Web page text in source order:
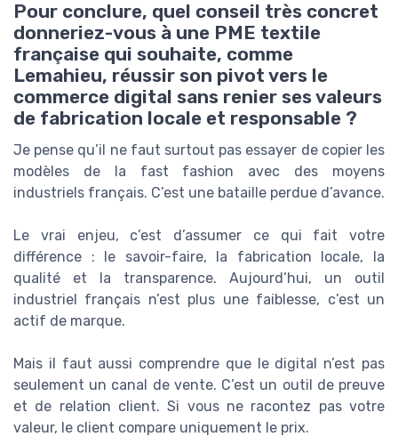
Pour conclure, quel conseil très concret
donneriez-vous à une PME textile
française qui souhaite, comme
Lemahieu, réussir son pivot vers le
commerce digital sans renier ses valeurs
de fabrication locale et responsable ?
Je pense qu’il ne faut surtout pas essayer de copier les
modèles de la fast fashion avec des moyens
industriels français. C’est une bataille perdue d’avance.
Le vrai enjeu, c’est d’assumer ce qui fait votre
différence : le savoir-faire, la fabrication locale, la
qualité et la transparence. Aujourd’hui, un outil
industriel français n’est plus une faiblesse, c’est un
actif de marque.
Mais il faut aussi comprendre que le digital n’est pas
seulement un canal de vente. C’est un outil de preuve
et de relation client. Si vous ne racontez pas votre
valeur, le client compare uniquement le prix.